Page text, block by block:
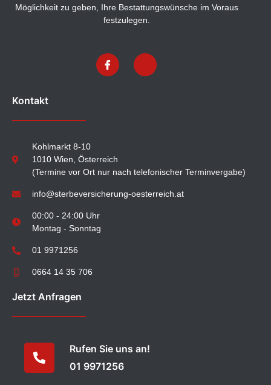
Möglichkeit zu geben, Ihre Bestattungswünsche im Voraus
festzulegen.
Kontakt
Kohlmarkt 8-10
1010 Wien, Österreich
(Termine vor Ort nur nach telefonischer Terminvergabe)
info@sterbeversicherung-oesterreich.at
00:00 - 24:00 Uhr
Montag - Sonntag
01 9971256
0664 14 35 706
Jetzt Anfragen
Rufen Sie uns an!
01 9971256